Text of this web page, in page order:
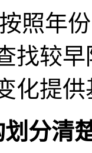
照年
找较
化提
分清